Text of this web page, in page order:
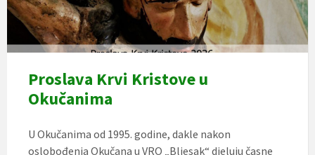
Proslava Krvi Kristove u
Okučanima
U Okučanima od 1995. godine, dakle nakon
oslobođenja Okučana u VRO „Bljesak“ djeluju časne